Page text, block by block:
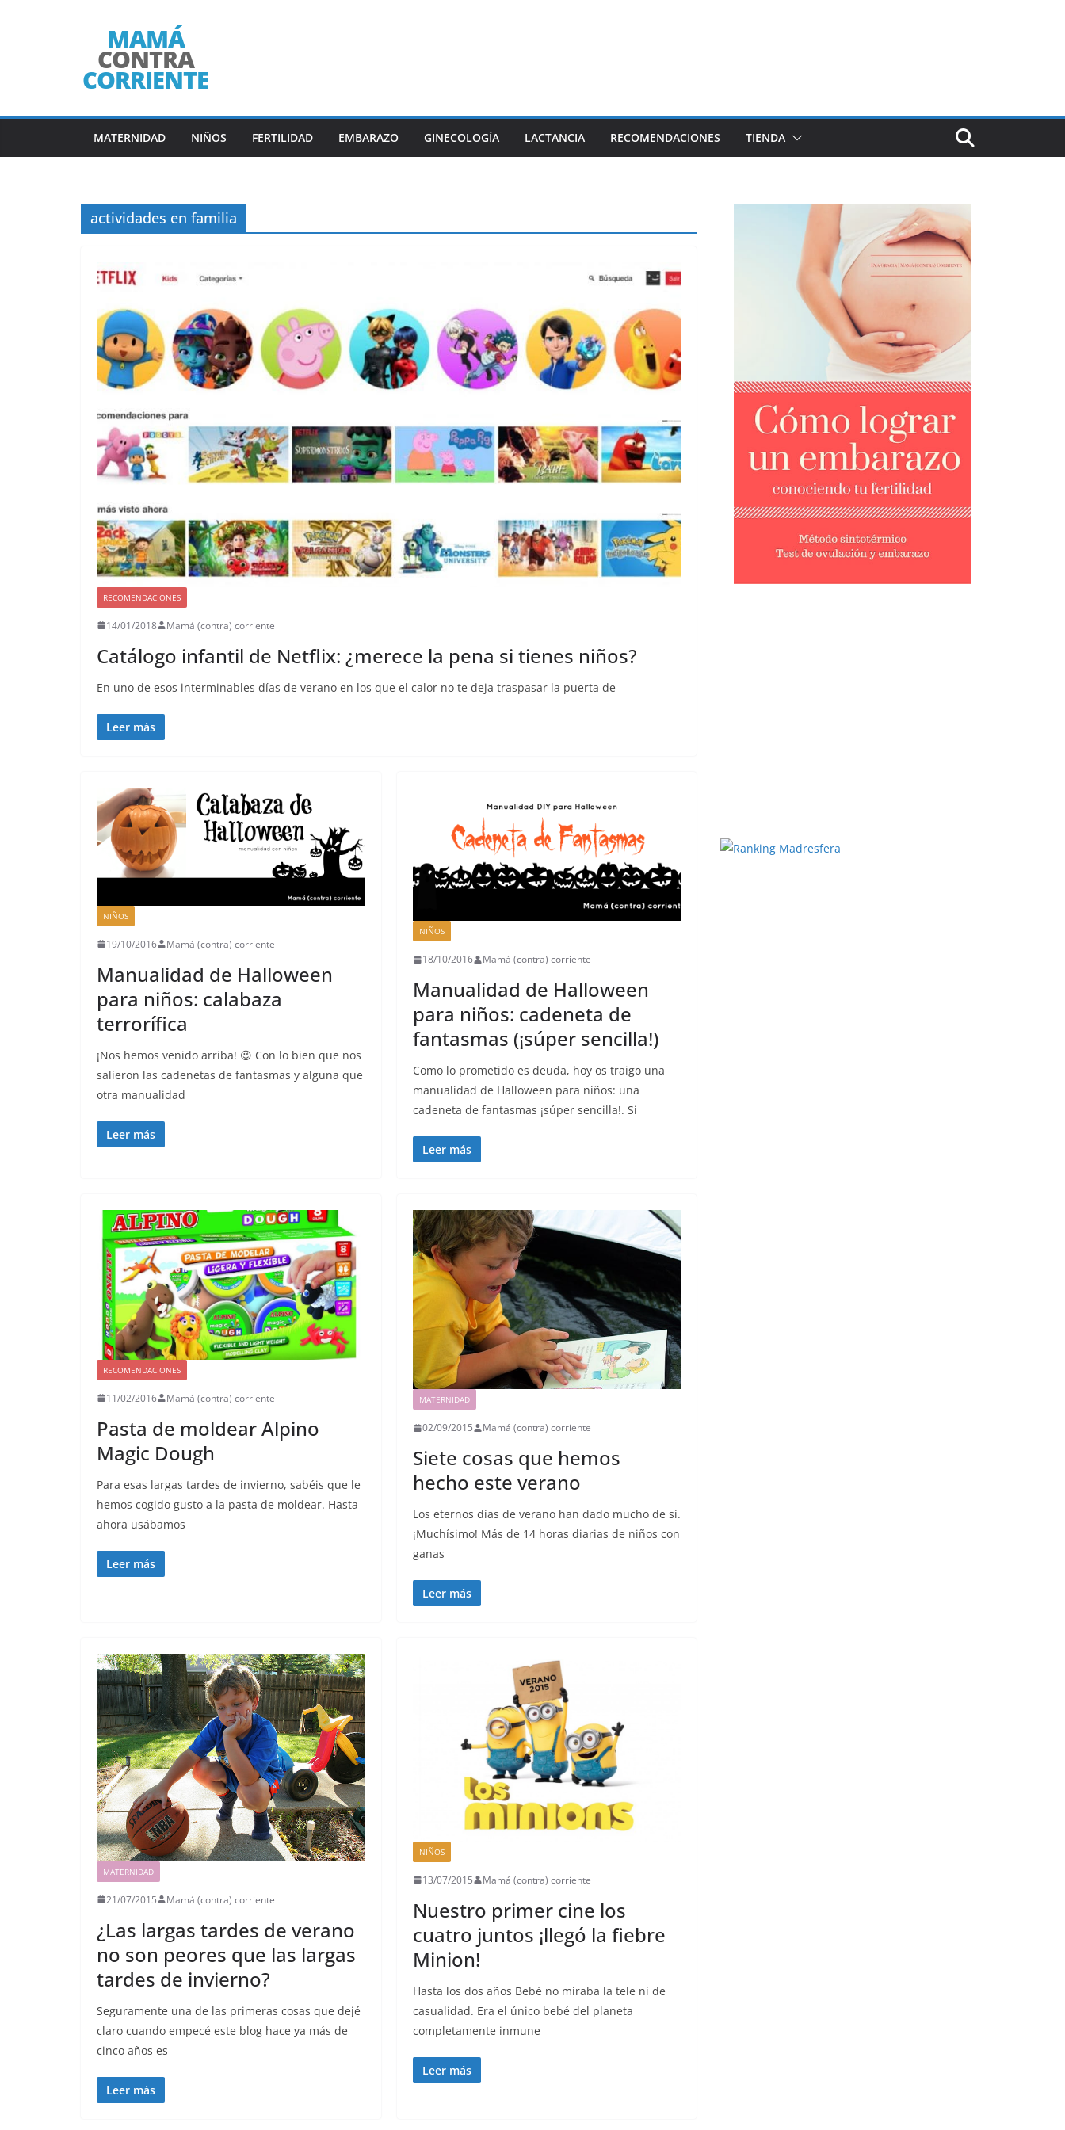
MATERNIDAD NIÑOS FERTILIDAD EMBARAZO GINECOLOGÍA LACTANCIA RECOMENDACIONES TIENDA
actividades en familia
RECOMENDACIONES
14/01/2018 Mamá (contra) corriente
Catálogo infantil de Netflix: ¿merece la pena si tienes niños?
En uno de esos interminables días de verano en los que el calor no te deja traspasar la puerta de
Leer más
NIÑOS
19/10/2016 Mamá (contra) corriente
Manualidad de Halloween
para niños: calabaza
terrorífica
¡Nos hemos venido arriba! 😉 Con lo bien que nos
salieron las cadenetas de fantasmas y alguna que
otra manualidad
Leer más
NIÑOS
18/10/2016 Mamá (contra) corriente
Manualidad de Halloween
para niños: cadeneta de
fantasmas (¡súper sencilla!)
Como lo prometido es deuda, hoy os traigo una
manualidad de Halloween para niños: una
cadeneta de fantasmas ¡súper sencilla!. Si
Leer más
RECOMENDACIONES
11/02/2016 Mamá (contra) corriente
Pasta de moldear Alpino
Magic Dough
Para esas largas tardes de invierno, sabéis que le
hemos cogido gusto a la pasta de moldear. Hasta
ahora usábamos
Leer más
MATERNIDAD
02/09/2015 Mamá (contra) corriente
Siete cosas que hemos
hecho este verano
Los eternos días de verano han dado mucho de sí.
¡Muchísimo! Más de 14 horas diarias de niños con
ganas
Leer más
MATERNIDAD
21/07/2015 Mamá (contra) corriente
¿Las largas tardes de verano
no son peores que las largas
tardes de invierno?
Seguramente una de las primeras cosas que dejé
claro cuando empecé este blog hace ya más de
cinco años es
Leer más
NIÑOS
13/07/2015 Mamá (contra) corriente
Nuestro primer cine los
cuatro juntos ¡llegó la fiebre
Minion!
Hasta los dos años Bebé no miraba la tele ni de
casualidad. Era el único bebé del planeta
completamente inmune
Leer más